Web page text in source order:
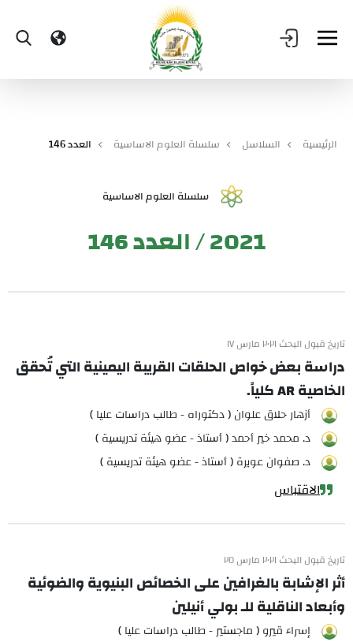
الرئيسية السلاسل سلسلة العلوم الاساسية العدد 146
سلسلة العلوم الاساسية
2021 / العدد 146
تاريخ قبول البحث ٢٠٢١ مارس ١٧
دراسة بعض خواص الحلقات القريبة اليمينية التي تُحقق
الخاصية AR كلياً.
أزهار حلاق علوان ( دكتوراه - طالب دراسات عليا )
د. محمد خير أحمد ( أستاذ - عضو هيئة تدريسية )
د. صفوان عويرة ( أستاذ - عضو هيئة تدريسية )
الاقتباس
تاريخ قبول البحث ٢٠٢١ مارس ٢٥
أثر الإشابة بالغرافين على الخصائص البنيوية والضوئية
وأبعاد الناقلية للـ بولي أنيلين
إسراء قيرو ( ماجستير - طالب دراسات عليا )